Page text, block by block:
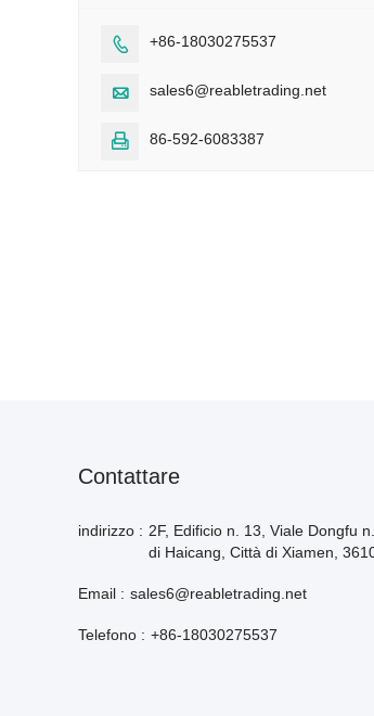
 +86-18030275537
 sales6@reabletrading.net
 86-592-6083387
Contattare
indirizzo : 2F, Edificio n. 13, Viale Dongfu
di Haicang, Città di Xiamen,
Email : sales6@reabletrading.net
Telefono : +86-18030275537